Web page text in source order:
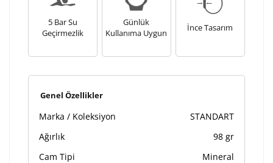
5 Bar Su
Geçirmezlik
Günlük
Kullanıma Uygun
İnce Tasarım
Genel Özellikler
Marka / Koleksiyon
STANDART
Ağırlık
98 gr
Cam Tipi
Mineral